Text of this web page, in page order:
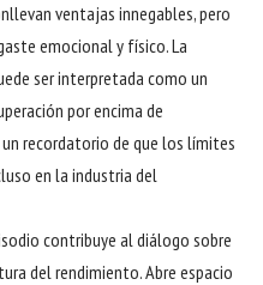
ventajas innegables, pero
emocional y físico. La
ser interpretada como un
por encima de
recordatorio de que los límites
en la industria del
contribuye al diálogo sobre
del rendimiento. Abre espacio